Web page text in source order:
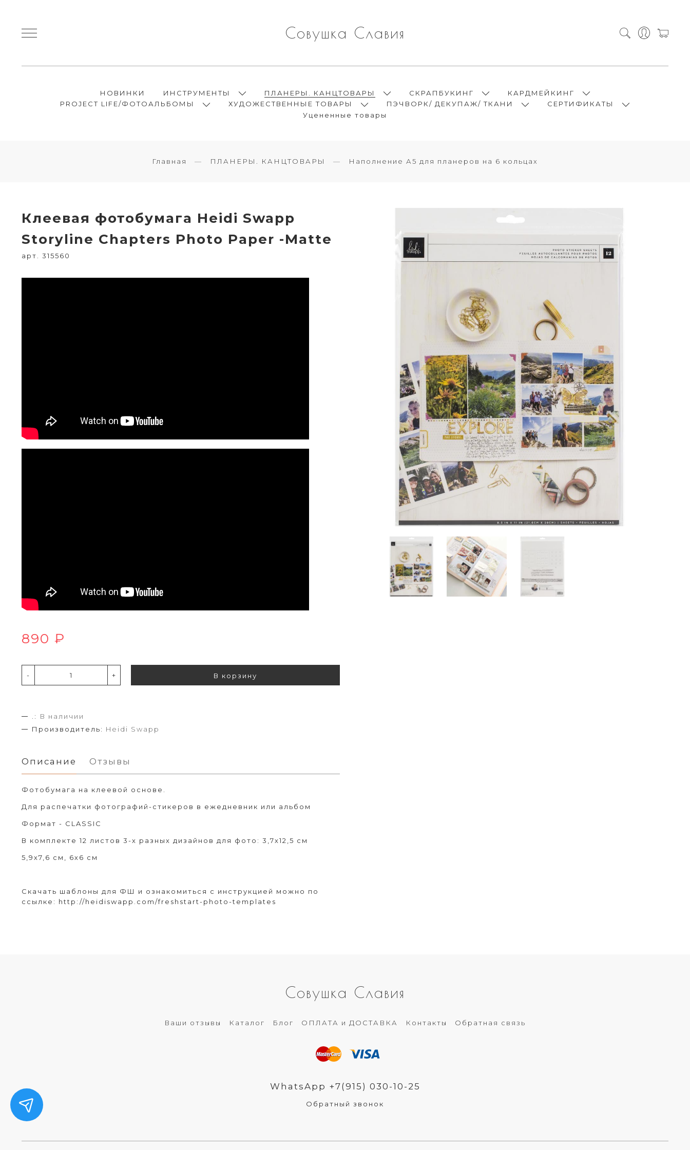
Совушка Славия
НОВИНКИ ИНСТРУМЕНТЫ ПЛАНЕРЫ. КАНЦТОВАРЫ СКРАПБУКИНГ
КАРДМЕЙКИНГ
PROJECT LIFE/ФОТОАЛЬБОМЫ
ХУДОЖЕСТВЕННЫЕ ТОВАРЫ ПЭЧВОРК/ ДЕКУПАЖ/ ТКАНИ
СЕРТИФИКАТЫ
Уцененные товары
Главная ПЛАНЕРЫ. КАНЦТОВАРЫ Наполнение А5 для планеров на 6 кольцах
Клеевая фотобумага Heidi Swapp
Storyline Chapters Photo Paper -Matte
арт. 315560
890 ₽
- + В корзину
.:
В наличии
Производитель: Heidi Swapp
Описание Отзывы
Фотобумага на клеевой основе.
Для распечатки фотографий-стикеров в ежедневник или альбом
Формат - CLASSIC
В комплекте 12 листов 3-х разных дизайнов для фото: 3,7х12,5 см
5,9х7,6 см, 6х6 см
Скачать шаблоны для ФШ и ознакомиться с инструкцией можно по
ссылке: http://heidiswapp.com/freshstart-photo-templates
Совушка Славия
Ваши отзывы Каталог Блог ОПЛАТА и ДОСТАВКА Контакты Обратная связь
WhatsApp +7(915) 030-10-25
Обратный звонок